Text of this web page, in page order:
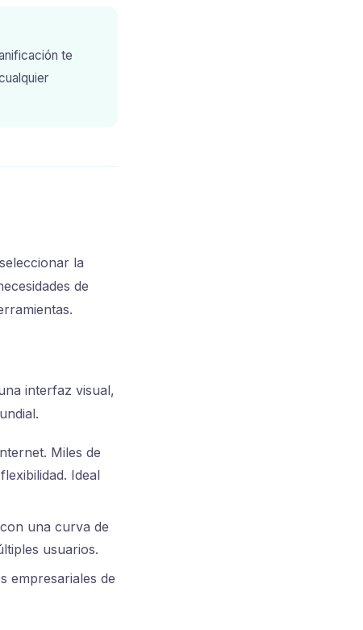
te
la
de
interfaz visual,
Miles de
Ideal
una curva de
usuarios.
empresariales de